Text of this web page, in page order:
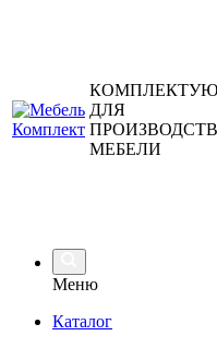
ДЛЯ
МЕБЕЛИ
Меню
Каталог